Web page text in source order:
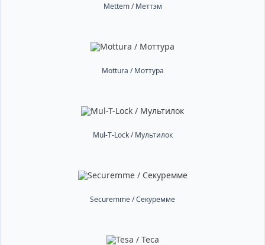
Mettem / Меттэм
Mottura / Моттура
Mul-T-Lock / Мультилок
Securemme / Секуремме